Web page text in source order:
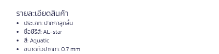
รายละเอียดสินค้า
ประเภท: ปากกาลูกลื่น
ชื่อซีรีส์: AL-star
สี: Aquatic
ขนาดหัวปากกา: 0.7 mm